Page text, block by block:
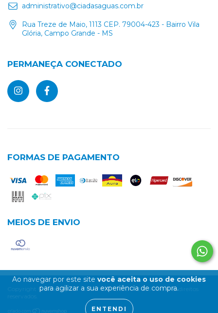
Ao navegar por este site você aceita o uso de cookies
para agilizar a sua experiência de compra.
ENTENDI
administrativo@ciadasaguas.com.br
Rua Treze de Maio, 1113 CEP. 79004-423 - Bairro Vila
Glória, Campo Grande - MS
PERMANEÇA CONECTADO
FORMAS DE PAGAMENTO
MEIOS DE ENVIO
Copyright Cia das Águas - 01947650000101 - 2026. Todos os direitos
reservados.